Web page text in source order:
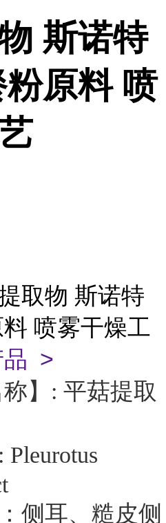
斯诺特
原料 喷
取物 斯诺特
喷雾干燥工
品 >
称】: 平菇提取
Pleurotus
侧耳、糙皮侧